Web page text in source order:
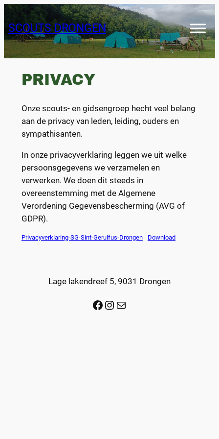
Skip
to
content
SCOUTS DRONGEN
PRIVACY
Onze scouts- en gidsengroep hecht veel belang
aan de privacy van leden, leiding, ouders en
sympathisanten.
In onze privacyverklaring leggen we uit welke
persoonsgegevens we verzamelen en
verwerken. We doen dit steeds in
overeenstemming met de Algemene
Verordening Gegevensbescherming (AVG of
GDPR).
Privacyverklaring-SG-Sint-Gerulfus-Drongen Download
Lage lakendreef 5, 9031 Drongen
Facebook Instagram Mail